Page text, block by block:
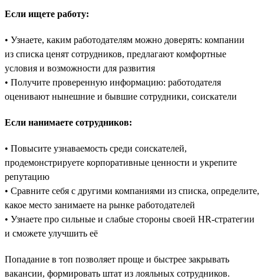
Если ищете работу:
• Узнаете, каким работодателям можно доверять: компании
из списка ценят сотрудников, предлагают комфортные
условия и возможности для развития
• Получите проверенную информацию: работодателя
оценивают нынешние и бывшие сотрудники, соискатели
Если нанимаете сотрудников:
• Повысите узнаваемость среди соискателей,
продемонстрируете корпоративные ценности и укрепите
репутацию
• Сравните себя с другими компаниями из списка, определите,
какое место занимаете на рынке работодателей
• Узнаете про сильные и слабые стороны своей HR-стратегии
и сможете улучшить её
Попадание в топ позволяет проще и быстрее закрывать
вакансии, формировать штат из лояльных сотрудников.